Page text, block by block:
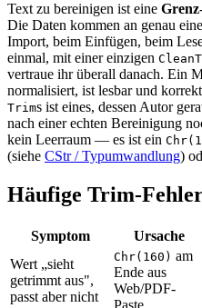
Text zu bereinigen ist eine Grenz
Die Daten kommen an genau
Import, beim Einfügen, beim
einmal, mit einer einzigen
vertraue ihr überall danach. Ein
normalisiert, ist lesbar und
Trims ist eines, dessen Autor
nach einer echten Bereinigung
kein Leerraum — es ist ein
(siehe CStr / Typumwandlung)
Häufige Trim-
Symptom Ursache
Wert „sieht
getrimmt aus",
passt aber nicht
Chr(160) am
Ende aus
Web/PDF-